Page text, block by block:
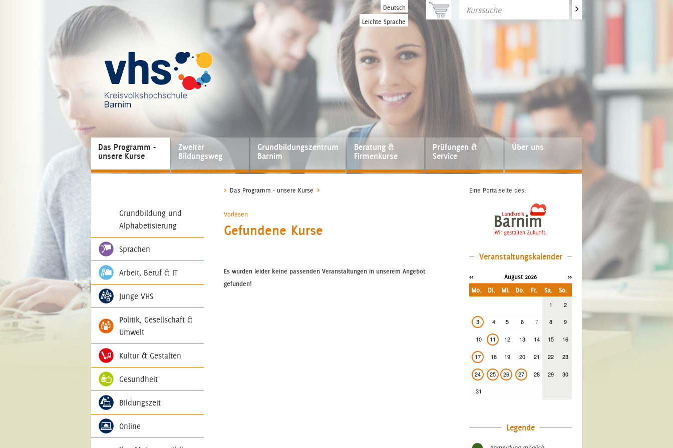
Deutsch
Leichte Sprache
>
Das Programm -
unsere Kurse
Zweiter
Bildungsweg
Grundbildungszentrum
Barnim
Beratung &
Firmenkurse
Prüfungen &
Service
Über uns
Grundbildung und
Alphabetisierung
Sprachen
Arbeit, Beruf & IT
Junge VHS
Politik, Gesellschaft &
Umwelt
Kultur & Gestalten
Gesundheit
Bildungszeit
Online
Das Programm - unsere Kurse
Vorlesen
Gefundene Kurse
Es wurden leider keine passenden Veranstaltungen in unserem Angebot
gefunden!
Eine Portalseite des:
Veranstaltungskalender
<< August 2026 >>
Mo. Di. Mi. Do. Fr. Sa. So.
1 2
3 4 5 6 7 8 9
10 11 12 13 14 15 16
17 18 19 20 21 22 23
24 25 26 27 28 29 30
31
Legende